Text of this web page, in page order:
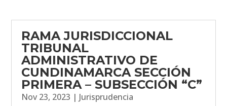
RAMA JURISDICCIONAL
TRIBUNAL
ADMINISTRATIVO DE
CUNDINAMARCA SECCIÓN
PRIMERA – SUBSECCIÓN “C”
Nov 23, 2023 | Jurisprudencia